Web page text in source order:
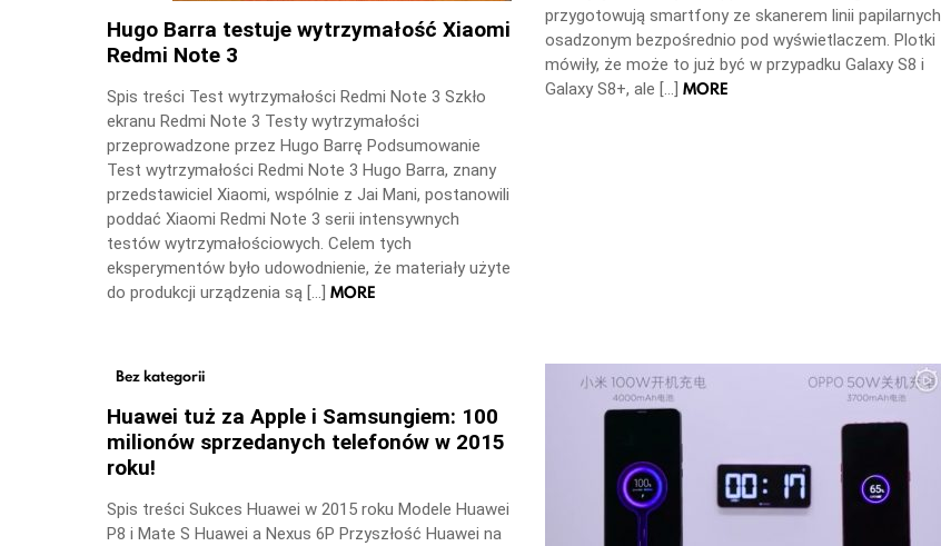
Hugo Barra testuje wytrzymałość Xiaomi
Redmi Note 3
Spis treści Test wytrzymałości Redmi Note 3 Szkło
ekranu Redmi Note 3 Testy wytrzymałości
przeprowadzone przez Hugo Barrę Podsumowanie
Test wytrzymałości Redmi Note 3 Hugo Barra, znany
przedstawiciel Xiaomi, wspólnie z Jai Mani, postanowili
poddać Xiaomi Redmi Note 3 serii intensywnych
testów wytrzymałościowych. Celem tych
eksperymentów było udowodnienie, że materiały użyte
do produkcji urządzenia są […] MORE
przygotowują smartfony ze skanerem linii papilarnych
osadzonym bezpośrednio pod wyświetlaczem. Plotki
mówiły, że może to już być w przypadku Galaxy S8 i
Galaxy S8+, ale […] MORE
Bez kategorii
Huawei tuż za Apple i Samsungiem: 100
milionów sprzedanych telefonów w 2015
roku!
Spis treści Sukces Huawei w 2015 roku Modele Huawei
P8 i Mate S Huawei a Nexus 6P Przyszłość Huawei na